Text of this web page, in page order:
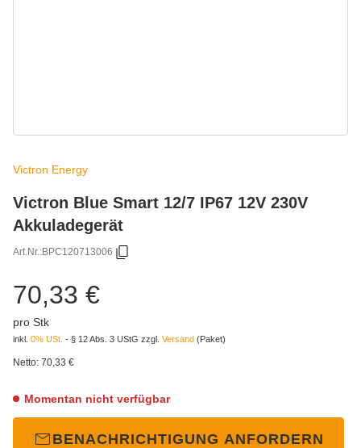
Victron Energy
Victron Blue Smart 12/7 IP67 12V 230V
Akkuladegerät
Art.Nr.:BPC120713006
70,33 €
pro Stk
inkl. 0% USt. - § 12 Abs. 3 UStG zzgl. Versand (Paket)
Netto: 70,33 €
Momentan nicht verfügbar
BENACHRICHTIGUNG ANFORDERN